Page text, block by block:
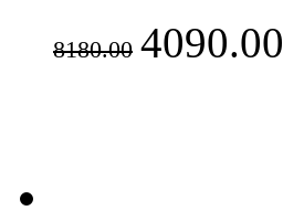
8180.00 4090.00